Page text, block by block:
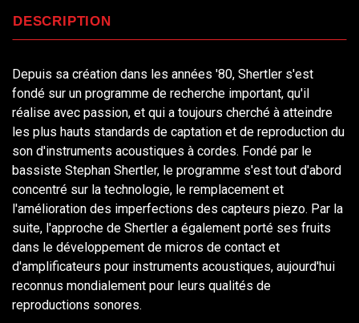
DESCRIPTION
Depuis sa création dans les années '80, Shertler s'est
fondé sur un programme de recherche important, qu'il
réalise avec passion, et qui a toujours cherché à atteindre
les plus hauts standards de captation et de reproduction du
son d'instruments acoustiques à cordes. Fondé par le
bassiste Stephan Shertler, le programme s'est tout d'abord
concentré sur la technologie, le remplacement et
l'amélioration des imperfections des capteurs piezo. Par la
suite, l'approche de Shertler a également porté ses fruits
dans le développement de micros de contact et
d'amplificateurs pour instruments acoustiques, aujourd'hui
reconnus mondialement pour leurs qualités de
reproductions sonores.